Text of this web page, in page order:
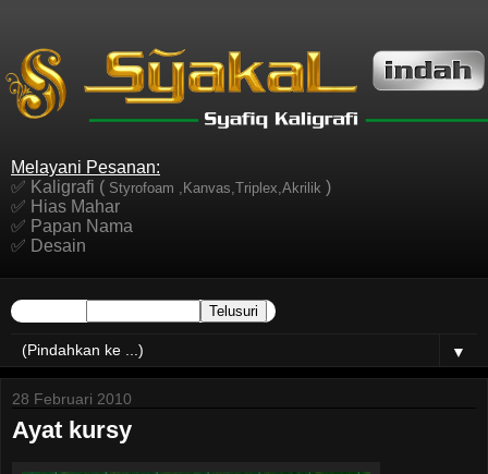
Melayani Pesanan:
✅ Kaligrafi ( Styrofoam ,Kanvas,Triplex,Akrilik )
✅ Hias Mahar
✅ Papan Nama
✅ Desain
▼
28 Februari 2010
Ayat kursy